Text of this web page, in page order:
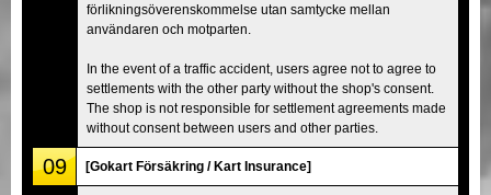
förlikningsöverenskommelse utan samtycke mellan
användaren och motparten.
In the event of a traffic accident, users agree not to agree to
settlements with the other party without the shop's consent.
The shop is not responsible for settlement agreements made
without consent between users and other parties.
09 [Gokart Försäkring / Kart Insurance]